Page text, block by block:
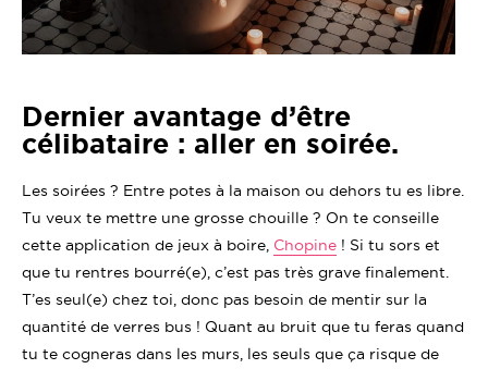
Dernier avantage d’être
célibataire : aller en soirée.
Les soirées ? Entre potes à la maison ou dehors tu es libre.
Tu veux te mettre une grosse chouille ? On te conseille
cette application de jeux à boire, Chopine ! Si tu sors et
que tu rentres bourré(e), c’est pas très grave finalement.
T’es seul(e) chez toi, donc pas besoin de mentir sur la
quantité de verres bus ! Quant au bruit que tu feras quand
tu te cogneras dans les murs, les seuls que ça risque de